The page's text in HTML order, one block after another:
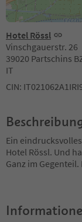
Hotel Rössl
Vinschgauerstr. 26
39020 Partschins
IT
CIN:
Ein
Hotel Rössl. Und
Ganz im